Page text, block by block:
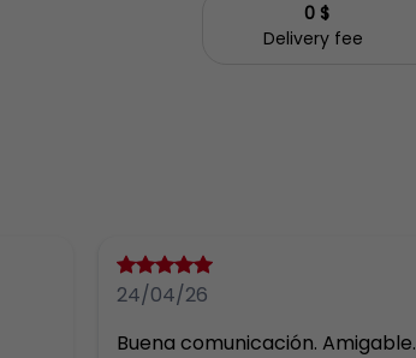
0 $
Delivery fee
24/04/26
Buena comunicación. Amigable.